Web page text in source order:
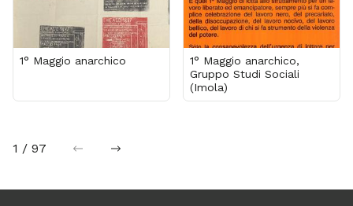
1° Maggio anarchico
1° Maggio anarchico,
Gruppo Studi Sociali
(Imola)
1 / 97 precedentesuccessiva